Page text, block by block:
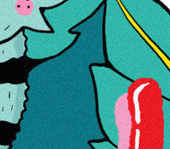
5,00 €
Tubakatooteid saavad
äriühingud.